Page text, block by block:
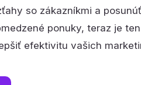
so zákazníkmi a
ponuky, teraz je
efektivitu vašich